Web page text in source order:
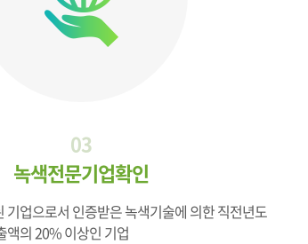
03
녹색전문기업확인
기업으로서 인증받은 녹색기술에 의한 직전년도
액의 20% 이상인 기업